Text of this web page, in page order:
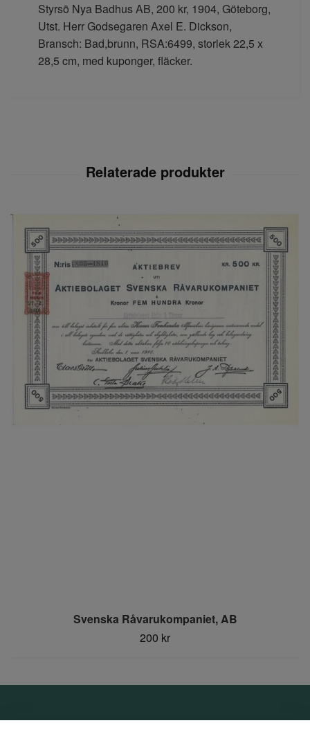
Styrsö Nya Badhus AB, 200 kr, 1904, Göteborg,
Utst. Herr Godsegaren Axel E. Dickson,
Bransch: Bad,brunn, RSA:6499, storlek 22,5 x
28,5 cm, med kuponger, fläcker.
Svenska Råvarukompaniet, AB
200 kr